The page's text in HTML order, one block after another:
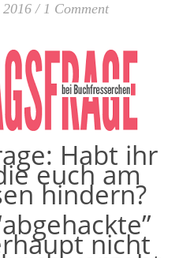
/ 1 Comment
Habt ihr
euch am
hindern?
nicht